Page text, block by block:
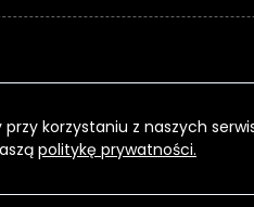
korzystaniu z naszych
politykę prywatności.